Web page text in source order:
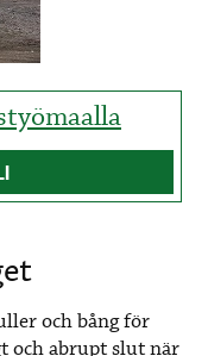
och bång för
och abrupt slut när